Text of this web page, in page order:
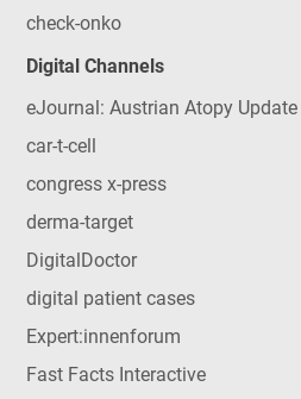
check-onko
Digital Channels
eJournal: Austrian Atopy Update
car-t-cell
congress x-press
derma-target
DigitalDoctor
digital patient cases
Expert:innenforum
Fast Facts Interactive